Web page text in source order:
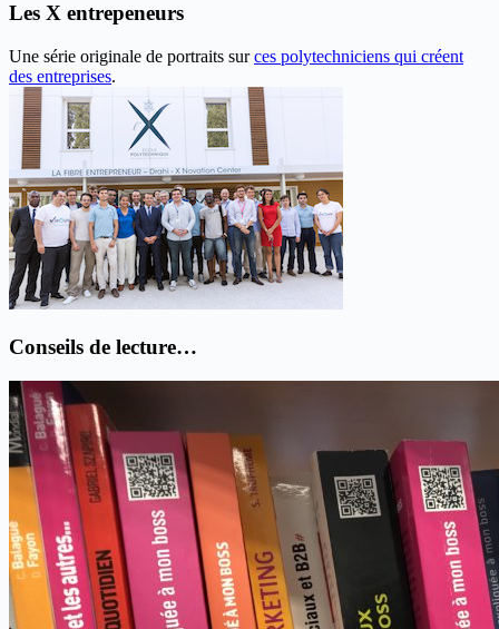
Les X entrepeneurs
Une série originale de portraits surces polytechniciens qui créent
des entreprises.
Conseils de lecture…